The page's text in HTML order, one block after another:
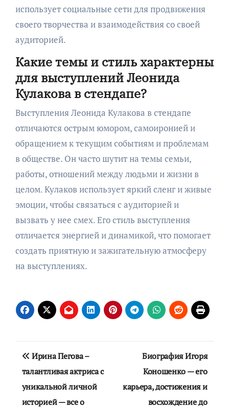
использует социальные сети для продвижения
своего творчества и взаимодействия со своей
аудиторией.
Какие темы и стиль характерны
для выступлений Леонида
Кулакова в стендапе?
Выступления Леонида Кулакова в стендапе
отличаются острым юмором, самоиронией и
обращением к текущим событиям и проблемам
в обществе. Он часто шутит на темы семьи,
работы, отношений между людьми и жизни в
целом. Кулаков использует яркий сленг и живые
эмоции, чтобы связаться с аудиторией и
вызвать у нее смех. Его стиль выступления
отличается энергией и динамикой, что помогает
создать приятную и зажигательную атмосферу
на выступлениях.
Навигация
по
записям
Ирина Пегова –
талантливая актриса с
уникальной личной
историей — все о
Биография Игоря
Коношенко — его
карьера, достижения и
восхождение до